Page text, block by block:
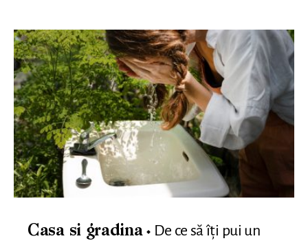
Casa si gradina
De ce să îți pui un